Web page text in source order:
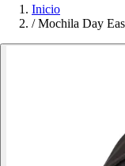
Inicio
/ Mochila Day